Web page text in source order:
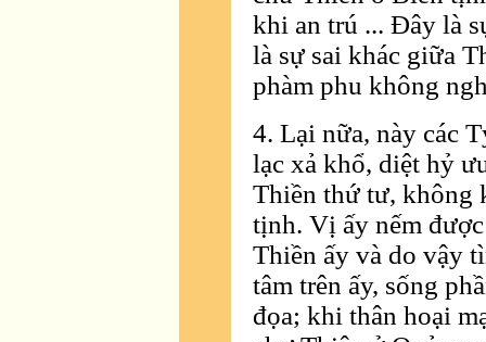
khi an trú ... Ðây là
là sự sai khác giữa
phàm phu không
4. Lại nữa, này các
lạc xả khổ, diệt hỷ
Thiền thứ tư, không
tịnh. Vị ấy nếm
Thiền ấy và do vậy
tâm trên ấy, sống
đọa; khi thân hoại